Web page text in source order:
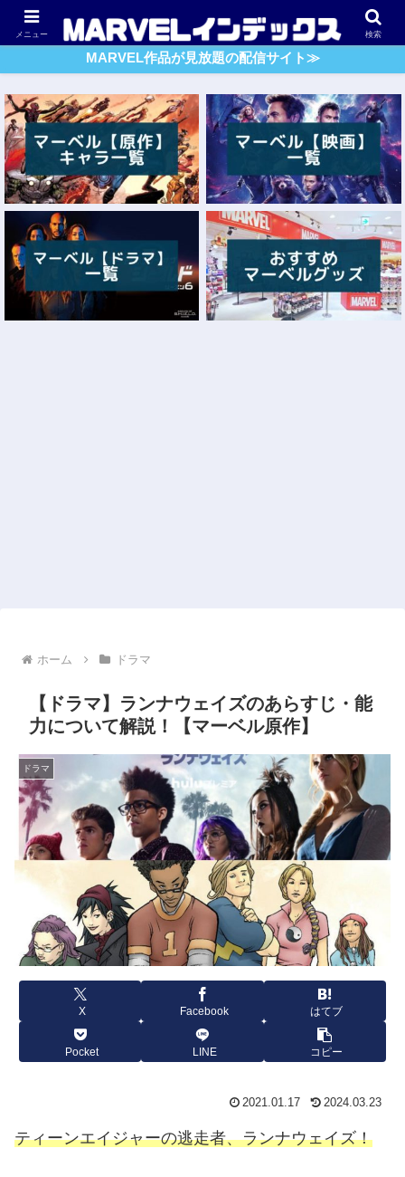
アベンジャーズ スパイダーマン ガーディアンズ・O・G
MARVEL作品が見放題の配信サイト≫
ホーム ドラマ
【ドラマ】ランナウェイズのあらすじ・能
力について解説！【マーベル原作】
ドラマ
X Facebook はてブ
Pocket LINE コピー
2021.01.17 2024.03.23
ティーンエイジャーの逃走者、ランナウェイズ！
メニュー 検索